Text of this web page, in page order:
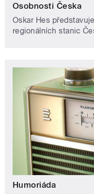
Osobnosti Česka
Oskar Hes
regionálních stanic
Humoriáda